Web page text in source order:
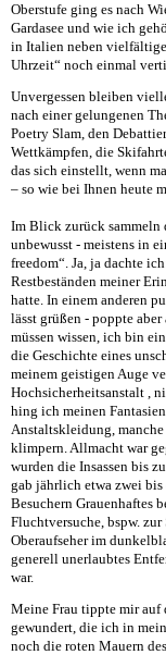
Oberstufe ging es nach
Gardasee und wie ich
in Italien neben
Uhrzeit“ noch einmal
Unvergessen bleiben
nach einer gelungenen
Poetry Slam, den
Wettkämpfen, die
das sich einstellt, wenn
– so wie bei Ihnen heute
Im Blick zurück
unbewusst - meistens in
freedom“. Ja, ja dachte
Restbeständen meiner
hatte. In einem anderen
lässt grüßen - poppte
müssen wissen, ich bin
die Geschichte eines
meinem geistigen Auge
Hochsicherheitsanstalt ,
hing ich meinen
Anstaltskleidung,
klimpern. Allmacht war
wurden die Insassen bis
gab jährlich etwa zwei bis
Besuchern Grauenhaftes
Fluchtversuche, bspw.
Oberaufseher im
generell unerlaubtes
war.
Meine Frau tippte mir auf
gewundert, die ich in
noch die roten Mauern